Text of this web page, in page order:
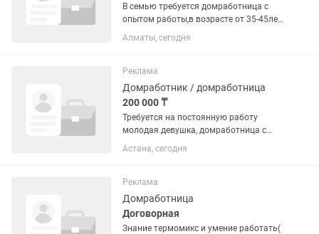
В семью требуется домработница с
опытом работы,в возрасте от 35-45лет.
Дом 700кв,каждый день все мыть не
нужно,все по зонам. В обязанности
готовки,стирки и...
Алматы, сегодня
Реклама
Домработник / домработница
200 000 ₸
Требуется на постоянную работу
молодая девушка, домработница с
обязательным проживанием, на
длительный срок,можно без опыта
глажка. Просьба не звонить, писать...
Астана, сегодня
Реклама
Домработница
Договорная
Знание термомикс и умение работать(